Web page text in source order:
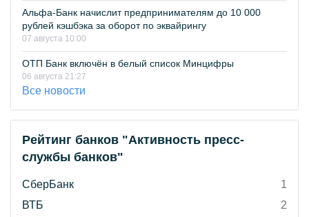
Альфа-Банк начислит предпринимателям до 10 000
рублей кэшбэка за оборот по эквайрингу
07 августа 10:00
ОТП Банк включён в белый список Минцифры
06 августа 21:27
Все новости
Рейтинг банков "Активность пресс-
службы банков"
СберБанк
1
ВТБ
2